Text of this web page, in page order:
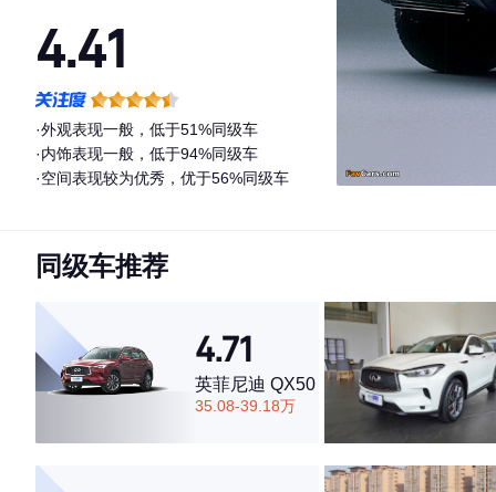
4.41
·外观表现一般，低于51%同级车
·内饰表现一般，低于94%同级车
·空间表现较为优秀，优于56%同级车
同级车推荐
4.71
英菲尼迪 QX50
35.08-39.18万